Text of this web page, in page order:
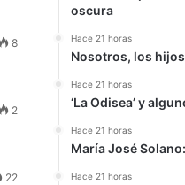
8
2
22
oscura
Hace 21 horas
Nosotros, los
Hace 21 horas
‘La Odisea’ y
Hace 21 horas
María José
Hace 21 horas